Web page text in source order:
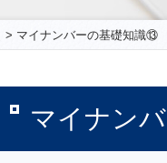
> マイナンバーの基礎知識⑬
マイナン